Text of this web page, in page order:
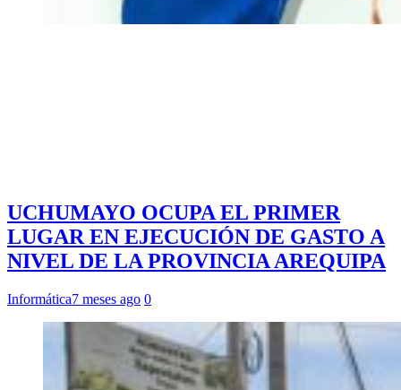
UCHUMAYO OCUPA EL PRIMER
LUGAR EN EJECUCIÓN DE GASTO A
NIVEL DE LA PROVINCIA AREQUIPA
Informática7 meses ago 0